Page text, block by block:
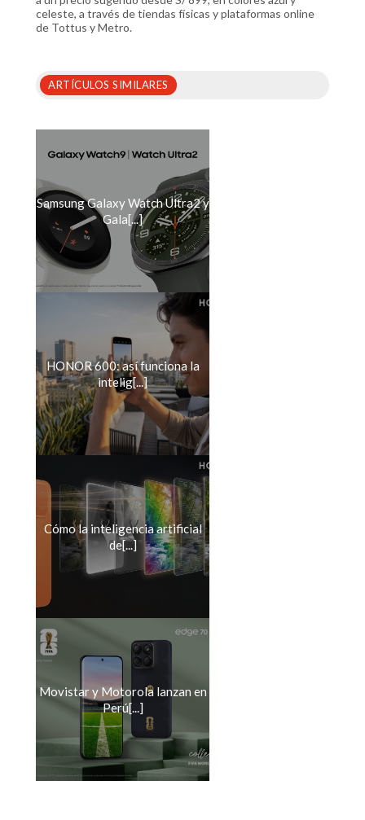
celeste, a través de tiendas físicas y plataformas online
de Tottus y Metro.
ARTÍCULOS SIMILARES
Samsung Galaxy Watch Ultra2 y
Gala[...]
HONOR 600: así funciona la
intelig[...]
Cómo la inteligencia artificial
de[...]
Movistar y Motorola lanzan en
Perú[...]